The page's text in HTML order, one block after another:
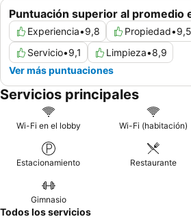
Puntuación superior al promedio
Experiencia•9,8 Propiedad•9,5
Servicio•9,1 Limpieza•8,9
Ver más puntuaciones
Servicios principales
Wi-Fi en el lobby Wi-Fi (habitación)
Estacionamiento Restaurante
Gimnasio
Todos los servicios